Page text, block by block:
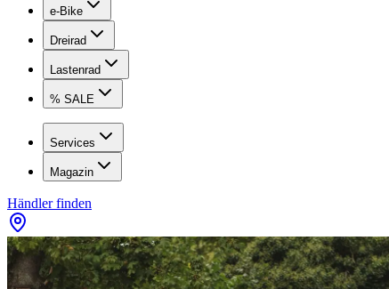
e-Bike
Dreirad
Lastenrad
% SALE
Services
Magazin
Händler finden